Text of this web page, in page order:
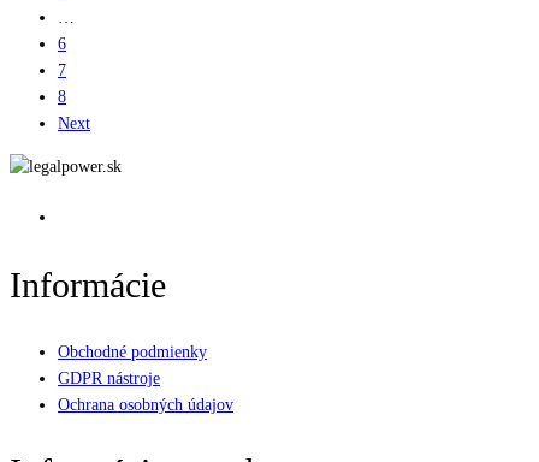
6
7
8
Next
Informácie
Obchodné podmienky
GDPR nástroje
Ochrana osobných údajov